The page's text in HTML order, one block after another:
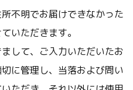
不明でお届けできなかった
いただきます。
して、ご入力いただいたお
に管理し、当落および問い